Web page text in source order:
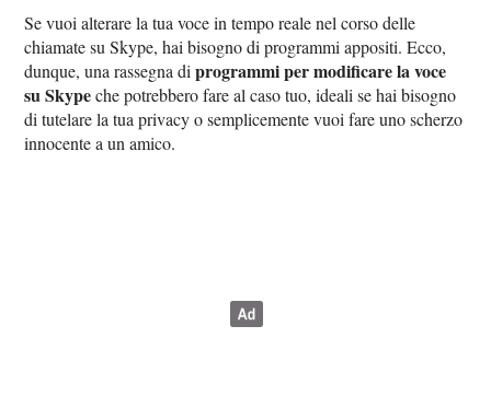
Se vuoi alterare la tua voce in tempo reale nel corso delle
chiamate su Skype, hai bisogno di programmi appositi. Ecco,
dunque, una rassegna diprogrammi per modificare la voce
su Skypeche potrebbero fare al caso tuo, ideali se hai bisogno
di tutelare la tua privacy o semplicemente vuoi fare uno scherzo
innocente a un amico.